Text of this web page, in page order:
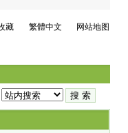
藏 繁體中文 网站地图